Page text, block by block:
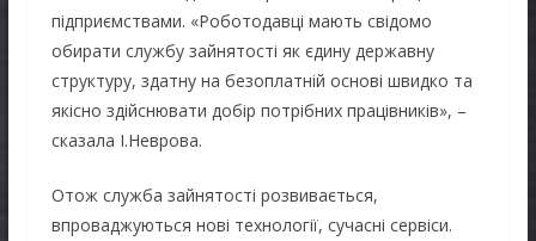
підприємствами. «Роботодавці мають свідомо
обирати службу зайнятості як єдину державну
структуру, здатну на безоплатній основі швидко та
якісно здійснювати добір потрібних працівників», –
сказала І.Неврова.
Отож служба зайнятості розвивається,
впроваджуються нові технології, сучасні сервіси.